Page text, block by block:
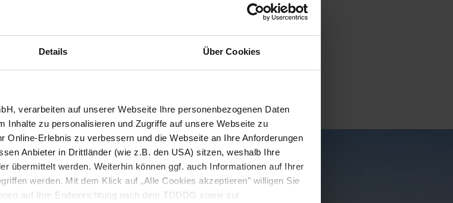
Details Über Cookies
verarbeiten auf unserer Webseite Ihre personenbezogenen Daten
Inhalte zu personalisieren und Zugriffe auf unsere Webseite zu
Online-Erlebnis zu verbessern und die Webseite an Ihre Anforderungen
Anbieter in Drittländer (wie z.B. den USA) sitzen, weshalb Ihre
übermittelt werden. Weiterhin können ggf. auch Informationen auf Ihrer
werden. Mit dem Klick auf „Alle Cookies akzeptieren" willigen Sie
auf Ihre Endeinrichtung nach dem TDDDG sowie zur